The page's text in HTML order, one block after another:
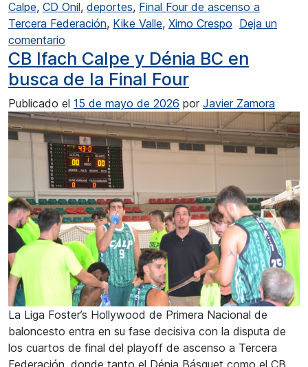
Calpe, CD Onil, deportes, Final Four de ascenso a
Tercera Federación, Kike Valle, Ximo Crespo Deja un
comentario
CB Ifach Calpe y Dénia BC en
busca de la Final Four
Publicado el 15 de mayo de 2026 por Javier Zamora
La Liga Foster’s Hollywood de Primera Nacional de
baloncesto entra en su fase decisiva con la disputa de
los cuartos de final del playoff de ascenso a Tercera
Federación, donde tanto el Dénia Básquet como el CB